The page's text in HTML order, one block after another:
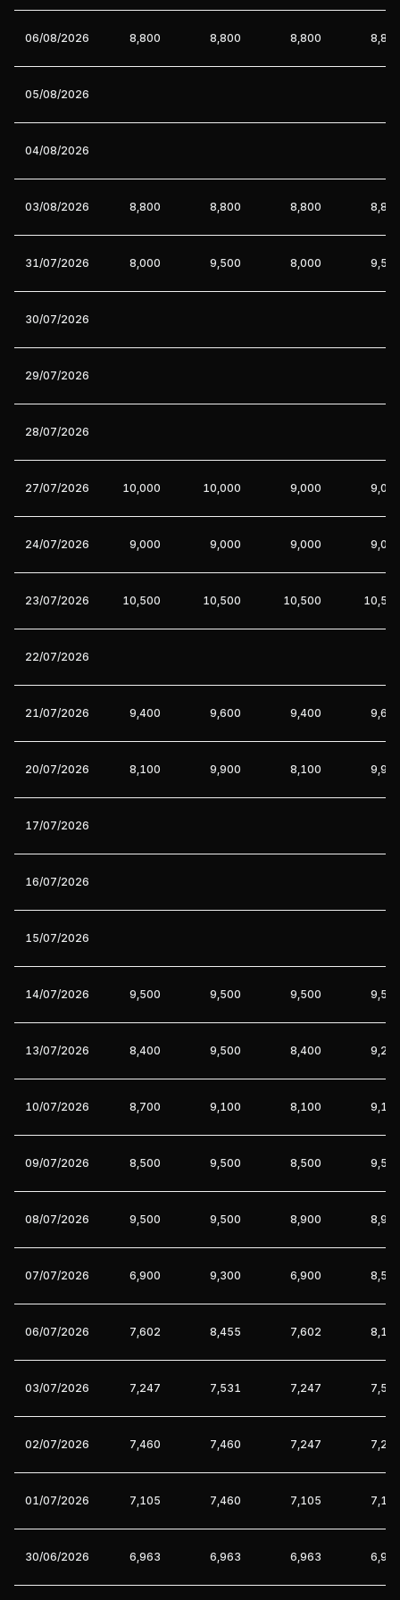
06/08/2026 8,800 8,800 8,800
05/08/2026
04/08/2026
03/08/2026 8,800 8,800 8,800
31/07/2026 8,000 9,500 8,000
30/07/2026
29/07/2026
28/07/2026
27/07/2026 10,000 10,000 9,000
24/07/2026 9,000 9,000 9,000
23/07/2026 10,500 10,500 10,500
22/07/2026
21/07/2026 9,400 9,600 9,400
20/07/2026 8,100 9,900 8,100
17/07/2026
16/07/2026
15/07/2026
14/07/2026 9,500 9,500 9,500
13/07/2026 8,400 9,500 8,400
10/07/2026 8,700 9,100 8,100
09/07/2026 8,500 9,500 8,500
08/07/2026 9,500 9,500 8,900
07/07/2026 6,900 9,300 6,900
06/07/2026 7,602 8,455 7,602
03/07/2026 7,247 7,531 7,247
02/07/2026 7,460 7,460 7,247
01/07/2026 7,105 7,460 7,105
30/06/2026 6,963 6,963 6,963